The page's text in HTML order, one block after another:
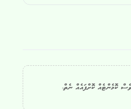
ކޮމެންޓެއް ކޮށްފައެއް ނެތް.